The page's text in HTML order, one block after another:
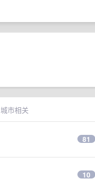
城市相关
81
10